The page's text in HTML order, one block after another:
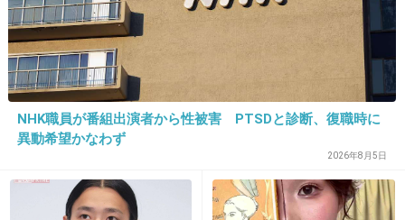
2020/01/21(火) 23:29:39
乳液やクリームはビリビリするのでジェルぬってる
乾燥するところはワセリンをプラス
+9 -3
NHK職員が番組出演者から性被害 PTSDと診断、復職時に
異動希望かなわず
2026年8月5日